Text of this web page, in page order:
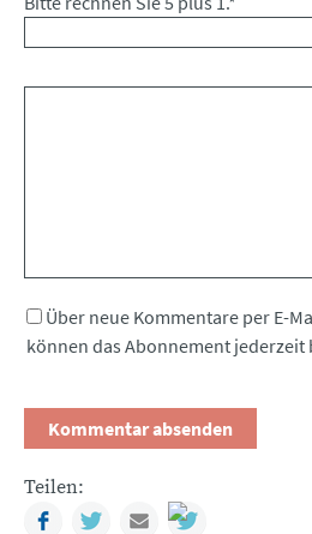
Über neue Kommentare per E-
können das Abonnement jederzeit
Teilen:
FacebookTwitterMail